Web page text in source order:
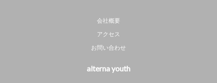
会社概要
アクセス
お問い合わせ
alterna youth